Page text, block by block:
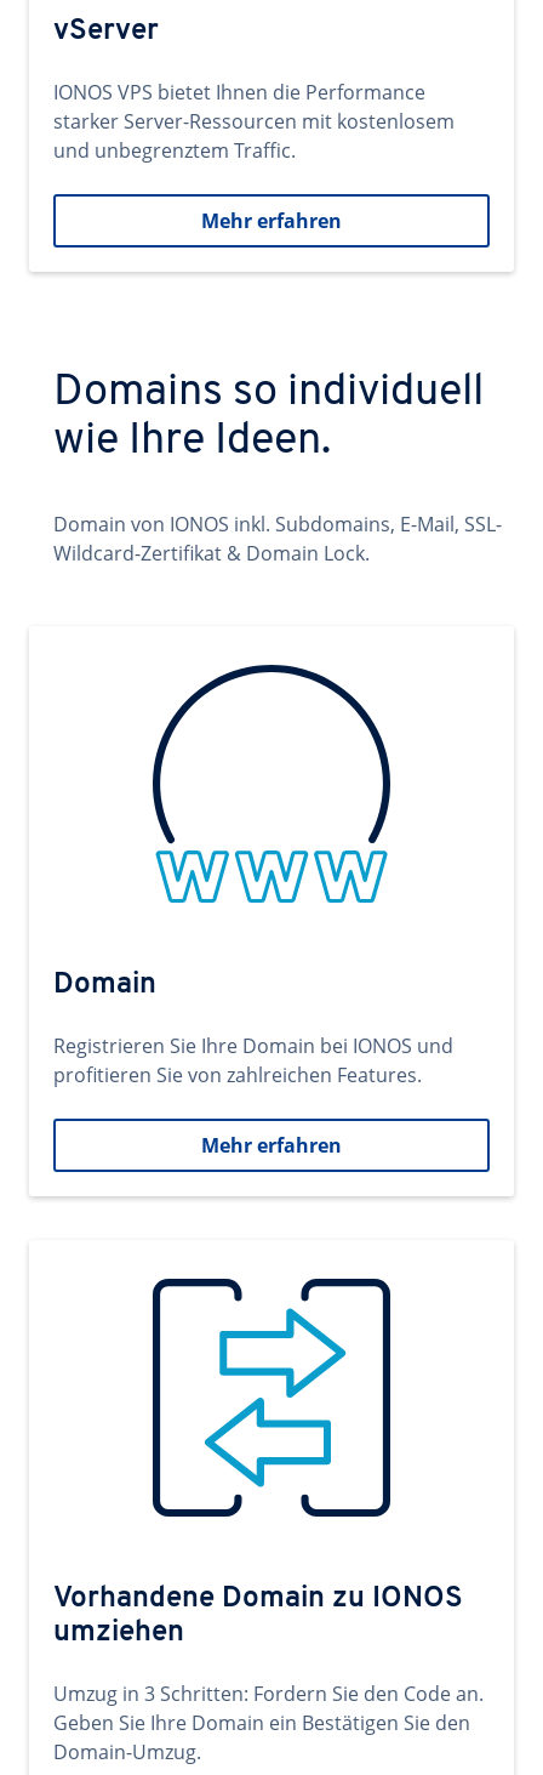
vServer
IONOS VPS bietet Ihnen die Performance
starker Server-Ressourcen mit kostenlosem
und unbegrenztem Traffic.
Mehr erfahren
Domains so individuell
wie Ihre Ideen.
Domain von IONOS inkl. Subdomains, E-Mail, SSL-
Wildcard-Zertifikat & Domain Lock.
Domain
Registrieren Sie Ihre Domain bei IONOS und
profitieren Sie von zahlreichen Features.
Mehr erfahren
Vorhandene Domain zu IONOS
umziehen
Umzug in 3 Schritten: Fordern Sie den Code an.
Geben Sie Ihre Domain ein Bestätigen Sie den
Domain-Umzug.